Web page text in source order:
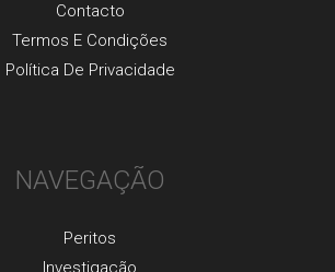
Contacto
Termos E Condições
Política De Privacidade
NAVEGAÇÃO
Peritos
Investigaçãо